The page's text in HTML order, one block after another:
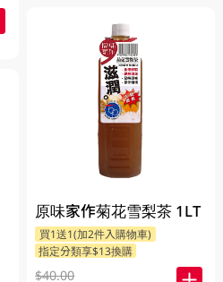
原味家作菊花雪梨茶 1LT
買1送1(加2件入購物車)
指定分類享$13換購
$40.00